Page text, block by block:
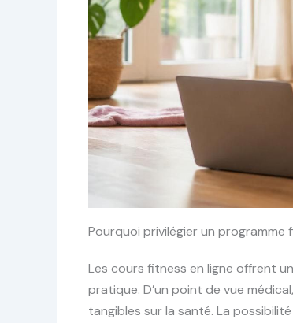
Pourquoi privilégier un
Les cours fitness en ligne offrent
pratique. D’un point de vue
tangibles sur la santé. La